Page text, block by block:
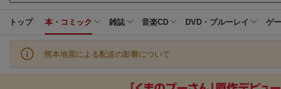
トップ 本・コミック 雑誌 音楽CD DVD・ブルーレイ ゲ
熊本地震による配送の影響について